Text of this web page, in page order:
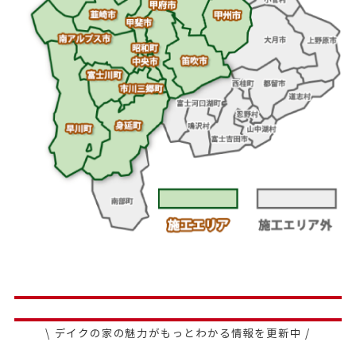
\ デイクの家の魅力がもっとわかる情報を更新中 /